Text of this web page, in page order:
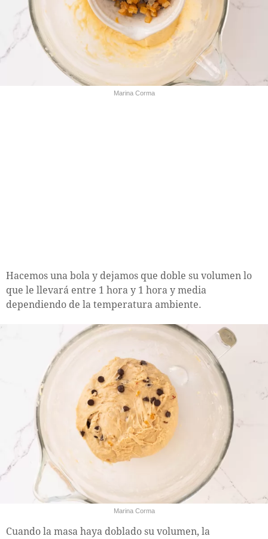
Marina Corma
Hacemos una bola y dejamos que doble su volumen lo
que le llevará entre 1 hora y 1 hora y media
dependiendo de la temperatura ambiente.
Marina Corma
Cuando la masa haya doblado su volumen, la